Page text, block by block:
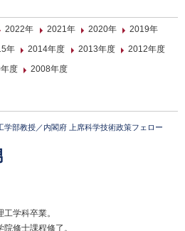
2022年 2021年 2020年
2019年
年 2014年度 2013年度
2012年度
度 2008年度
学部教授／内閣府 上席科学技術政策フェロー
学科卒業。
修士課程修了。